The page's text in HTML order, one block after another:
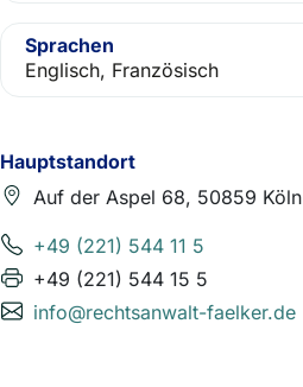
Hauptstandort
Auf der Aspel 68, 50859 Köln
+49 (221) 544 11 5
+49 (221) 544 15 5
info@rechtsanwalt-faelker.de
Sprachen
Englisch, Französisch